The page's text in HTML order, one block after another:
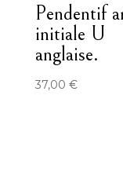
Pendentif
initiale U
anglaise.
37,00 €